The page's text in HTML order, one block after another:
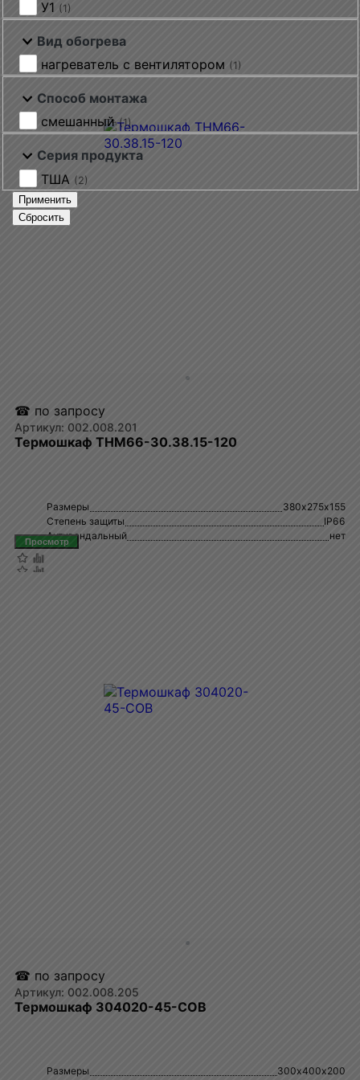
☎ по запросу
002.008.201
Термошкаф ТНМ66-30.38.15-120
Размеры
380х275х155
Степень защиты
IP66
Антивандальный
нет
☎ по запросу
002.008.205
Термошкаф 304020-45-СОВ
Размеры
300х400х200
У1 (1)
Вид обогрева
нагреватель с вентилятором (1)
Способ монтажа
смешанный(1)
Серия продукта
ТША (2)
Применить
Сбросить